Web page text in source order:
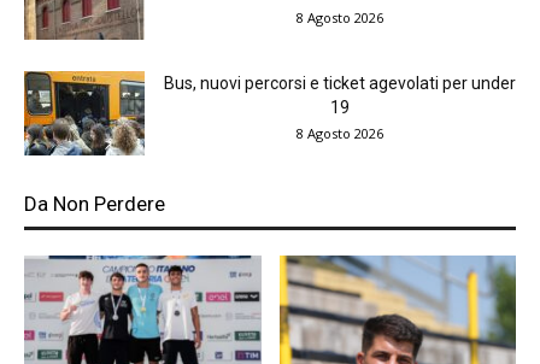
8 Agosto 2026
Bus, nuovi percorsi e ticket agevolati per under
19
8 Agosto 2026
Da Non Perdere